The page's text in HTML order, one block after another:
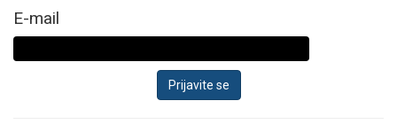
otklopljeni zaslon
zadržava omjer stranica
i dijagonalu od
E-mail